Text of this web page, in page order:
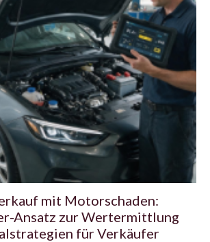
mit Motorschaden:
Ansatz zur Wertermittlung
für Verkäufer